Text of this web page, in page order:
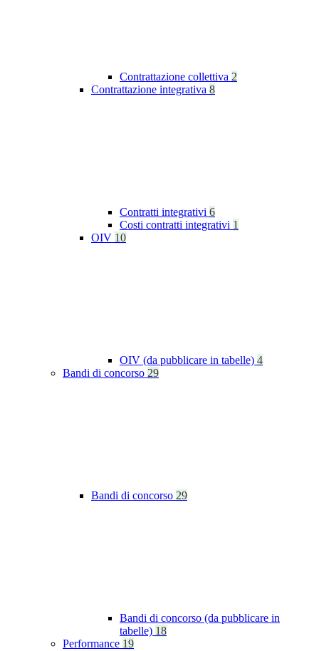
Contrattazione collettiva 2
Contrattazione integrativa 8
Contratti integrativi 6
Costi contratti integrativi 1
OIV 10
OIV (da pubblicare in tabelle) 4
Bandi di concorso 29
Bandi di concorso 29
Bandi di concorso (da pubblicare in
tabelle) 18
Performance 19